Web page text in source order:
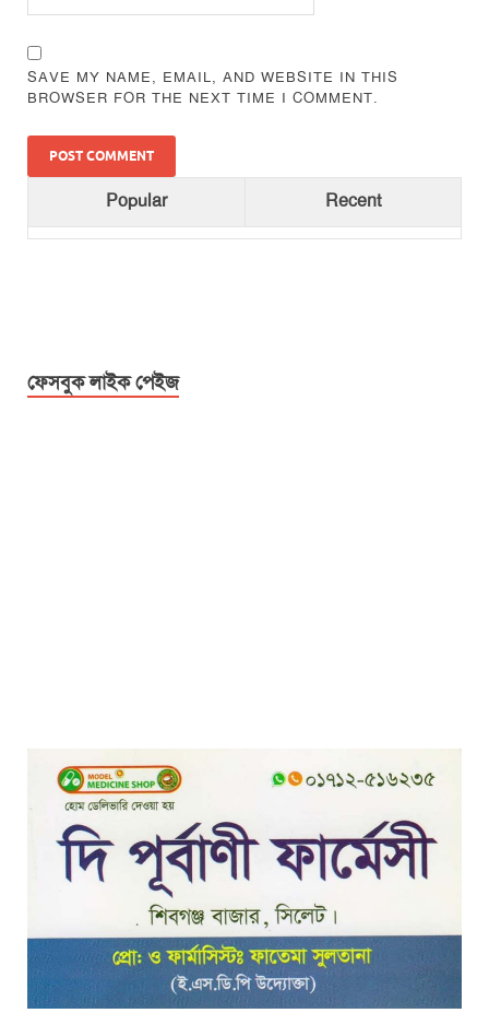
SAVE MY NAME, EMAIL, AND WEBSITE IN THIS
BROWSER FOR THE NEXT TIME I COMMENT.
Popular Recent
ফেসবুক লাইক পেইজ